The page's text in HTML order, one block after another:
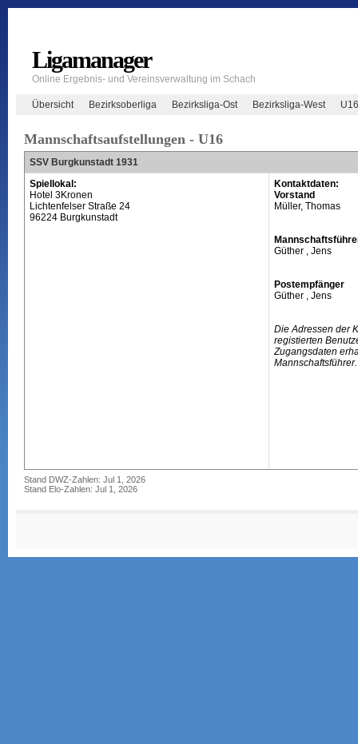
Ligamanager
Online Ergebnis- und Vereinsverwaltung im Schach
Übersicht Bezirksoberliga Bezirksliga-Ost Bezirksliga-West
Mannschaftsaufstellungen - U16
SSV Burgkunstadt 1931
Spiellokal:
Hotel 3Kronen
Lichtenfelser Straße 24
96224 Burgkunstadt
Kontaktdaten:
Vorstand
Müller, Thomas
Güther , Jens
Postempfänger
Güther , Jens
Die Adressen der
registierten
Zugangsdaten
Mannschaftsführer.
Stand DWZ-Zahlen: Jul 1, 2026
Stand Elo-Zahlen: Jul 1, 2026